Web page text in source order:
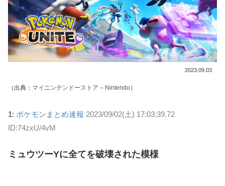
2023.09.03
（出典： マイニンテンドーストア – Nintendo）
1: ポケモンまとめ速報 2023/09/02(土) 17:03:39.72
ID:74zxU/4vM
ミュウツーYに全てを破壊された模様